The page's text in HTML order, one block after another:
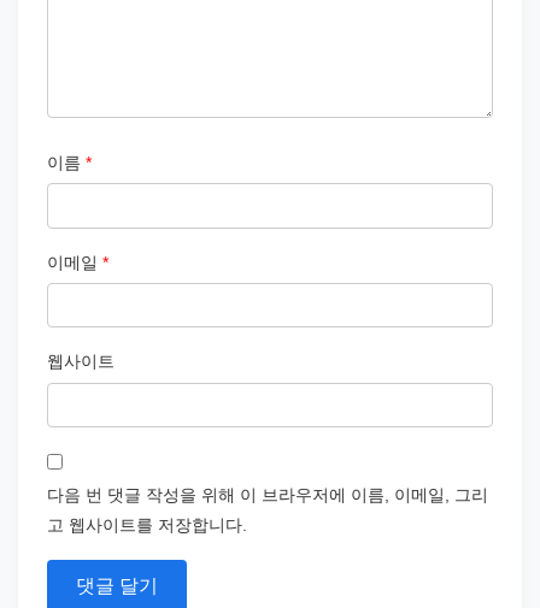
이름 *
이메일 *
웹사이트
다음 번 댓글 작성을 위해 이 브라우저에 이름, 이메일, 그리
고 웹사이트를 저장합니다.